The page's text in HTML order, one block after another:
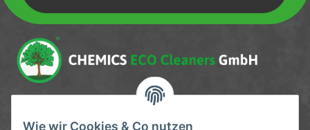
Wie wir Cookies & Co nutzen
Newsletter Newsletter abonnieren
Service-Hotline